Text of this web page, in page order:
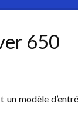
650
un modèle